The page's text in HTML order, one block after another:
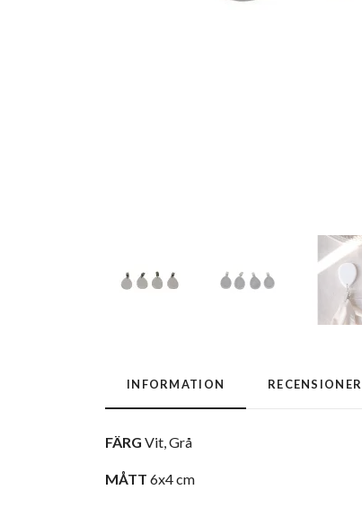
INFORMATION RECENSIONER
FÄRG Vit, Grå
MÅTT 6x4 cm